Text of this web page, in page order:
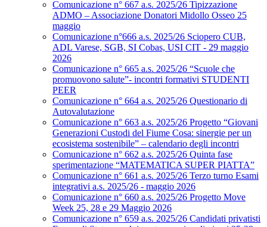
Comunicazione n° 667 a.s. 2025/26 Tipizzazione
ADMO – Associazione Donatori Midollo Osseo 25
maggio
Comunicazione n°666 a.s. 2025/26 Sciopero CUB,
ADL Varese, SGB, SI Cobas, USI CIT - 29 maggio
2026
Comunicazione n° 665 a.s. 2025/26 “Scuole che
promuovono salute”- incontri formativi STUDENTI
PEER
Comunicazione n° 664 a.s. 2025/26 Questionario di
Autovalutazione
Comunicazione n° 663 a.s. 2025/26 Progetto “Giovani
Generazioni Custodi del Fiume Cosa: sinergie per un
ecosistema sostenibile” – calendario degli incontri
Comunicazione n° 662 a.s. 2025/26 Quinta fase
sperimentazione “MATEMATICA SUPER PIATTA”
Comunicazione n° 661 a.s. 2025/26 Terzo turno Esami
integrativi a.s. 2025/26 - maggio 2026
Comunicazione n° 660 a.s. 2025/26 Progetto Move
Week 25, 28 e 29 Maggio 2026
Comunicazione n° 659 a.s. 2025/26 Candidati privatisti